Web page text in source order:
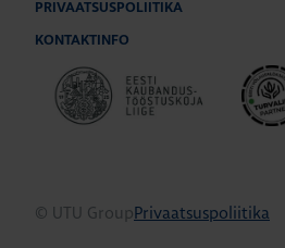
PRIVAATSUSPOLIITIKA
KONTAKTINFO
© UTU GroupPrivaatsuspoliitika